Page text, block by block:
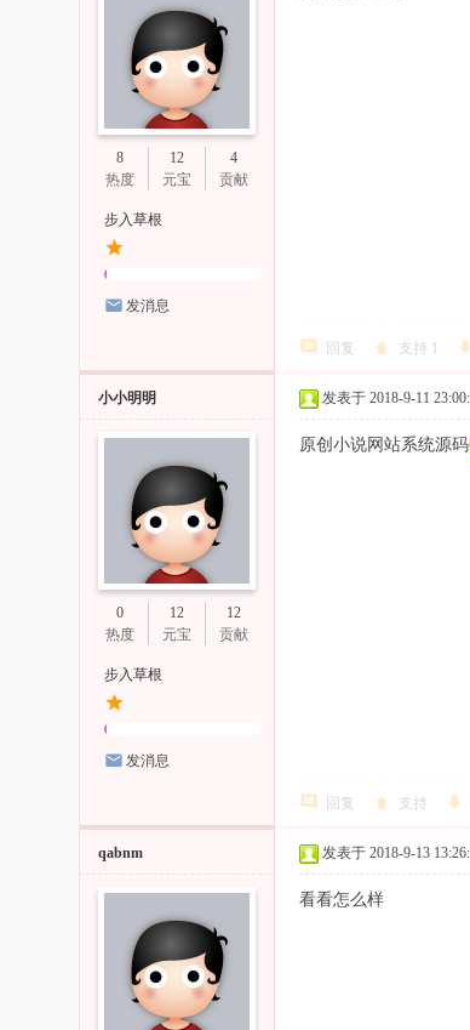
8
热度
12
元宝
4
贡献
步入草根
发消息
回复 支持
小小明明
0
热度
12
元宝
12
贡献
步入草根
发消息
发表于 2018-9-11
原创小说网站系统源码
回复 支持
qabnm 发表于 2018-9-13
看看怎么样